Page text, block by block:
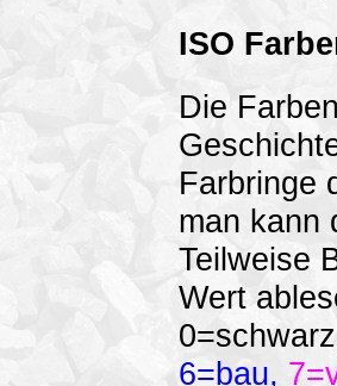
ISO
Die
Farbringe
man kann
Teilweise
Wert
6=bau,